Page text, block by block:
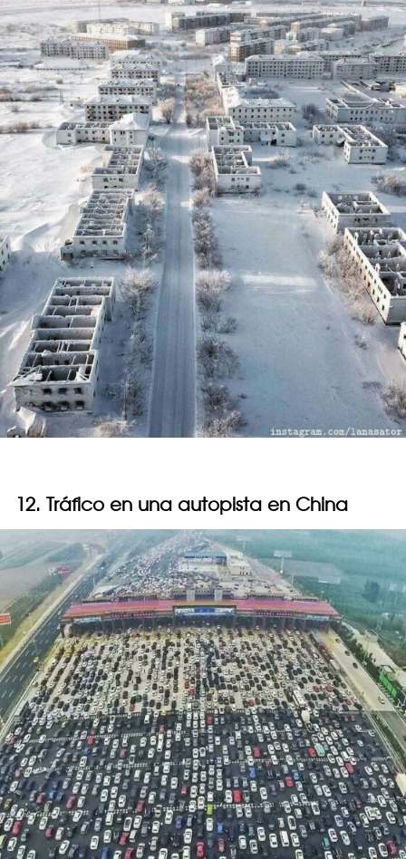
12. Tráfico en una autopista en China